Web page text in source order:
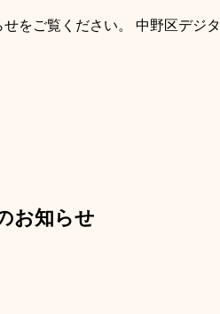
をご覧ください。 中野区デジタ
お知らせ